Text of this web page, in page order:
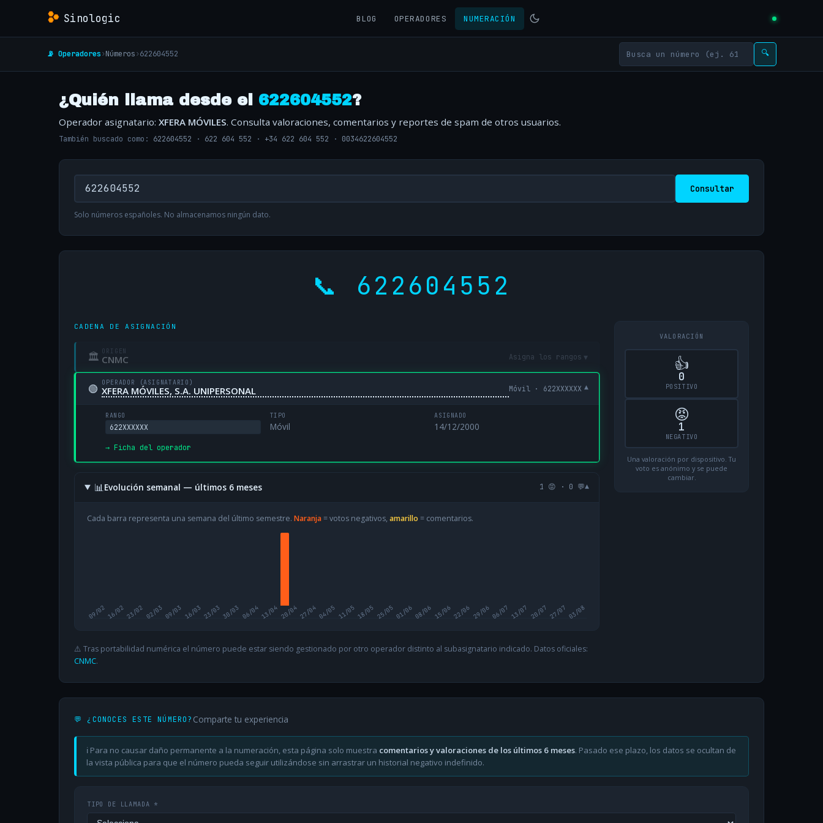
Sinologic BLOG OPERADORES NUMERACIÓN
📡 Operadores›Números›622604552 🔍
¿Quién llama desde el 622604552?
Operador asignatario: XFERA MÓVILES. Consulta valoraciones, comentarios y reportes de spam de otros usuarios.
También buscado como: 622604552 · 622 604 552 · +34 622 604 552 · 0034622604552
Consultar
Solo números españoles. No almacenamos ningún dato.
📞 622604552
CADENA DE ASIGNACIÓN
🏛 ORIGEN
CNMC Asigna los rangos ▾
🟢 OPERADOR (ASIGNATARIO)
XFERA MÓVILES, S.A. UNIPERSONAL Móvil · 622XXXXXX ▾
RANGO
622XXXXXX
TIPO
Móvil
ASIGNADO
14/12/2000
→ Ficha del operador
📊Evolución semanal — últimos 6 meses 1 😡 · 0 💬▾
Cada barra representa una semana del último semestre. Naranja= votos negativos, amarillo = comentarios.
09/0216/0223/02 02/03 09/03 16/03 23/03 30/03 06/0413/04 20/0427/0404/05 11/0518/05 25/0501/0608/06 15/0622/06 29/0606/07 13/07 20/07 27/07 03/08
⚠️ Tras portabilidad numérica el número puede estar siendo gestionado por otro operador distinto al subasignatario indicado. Datos oficiales:
CNMC.
VALORACIÓN
👍
0
POSITIVO
😡
1
NEGATIVO
Una valoración por dispositivo. Tu
voto es anónimo y se puede
cambiar.
💬 ¿CONOCES ESTE NÚMERO? Comparte tu experiencia
ℹ️ Para no causar daño permanente a la numeración, esta página solo muestra comentarios y valoraciones de los últimos 6 meses. Pasado ese plazo, los datos se ocultan de
la vista pública para que el número pueda seguir utilizándose sin arrastrar un historial negativo indefinido.
TIPO DE LLAMADA *